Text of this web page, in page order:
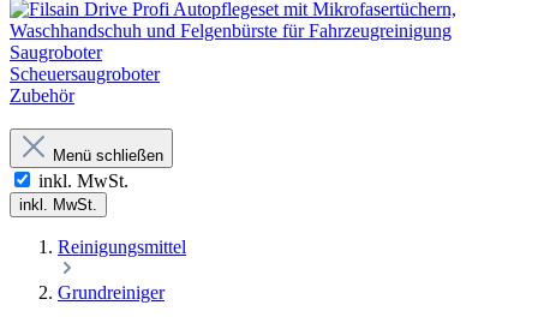
Saugroboter
Scheuersaugroboter
Zubehör
Menü schließen
inkl. MwSt.
inkl. MwSt.
Reinigungsmittel
Grundreiniger